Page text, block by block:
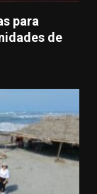
para
de